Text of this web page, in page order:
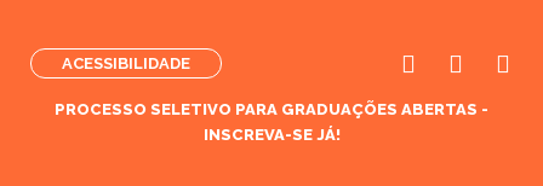
ACESSIBILIDADE
PROCESSO SELETIVO PARA GRADUAÇÕES ABERTAS -
INSCREVA-SE JÁ!